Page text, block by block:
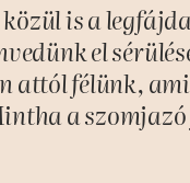
is a
el
attól félünk,
a